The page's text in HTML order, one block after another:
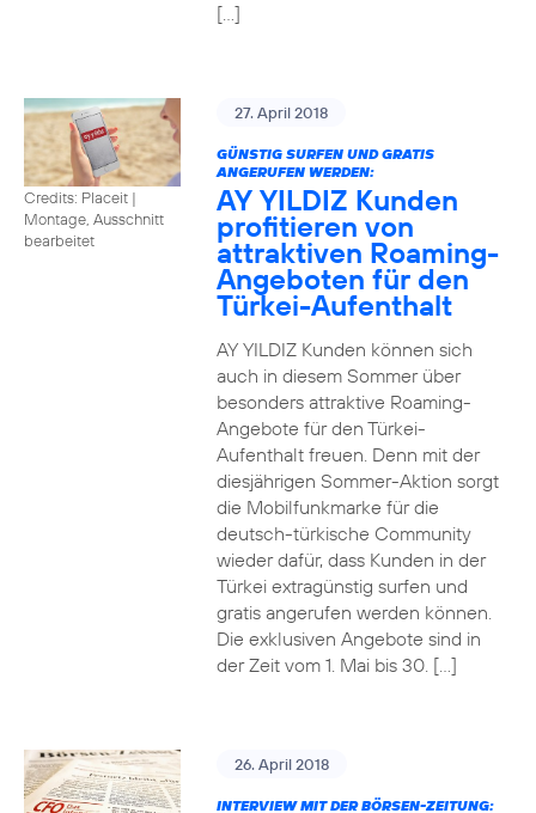
[…]
Credits: Placeit |
Montage, Ausschnitt
bearbeitet
27. April 2018
GÜNSTIG SURFEN UND GRATIS
ANGERUFEN WERDEN:
AY YILDIZ Kunden
profitieren von
attraktiven Roaming-
Angeboten für den
Türkei-Aufenthalt
AY YILDIZ Kunden können sich
auch in diesem Sommer über
besonders attraktive Roaming-
Angebote für den Türkei-
Aufenthalt freuen. Denn mit der
diesjährigen Sommer-Aktion sorgt
die Mobilfunkmarke für die
deutsch-türkische Community
wieder dafür, dass Kunden in der
Türkei extragünstig surfen und
gratis angerufen werden können.
Die exklusiven Angebote sind in
der Zeit vom 1. Mai bis 30. […]
26. April 2018
INTERVIEW MIT DER BÖRSEN-ZEITUNG: